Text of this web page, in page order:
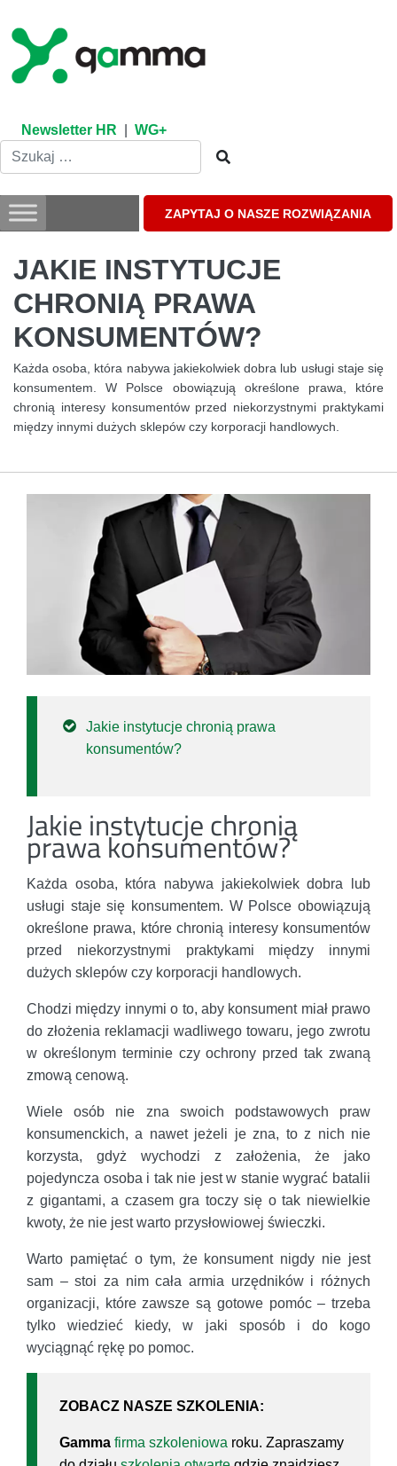
content
Newsletter HR WG+
ZAPYTAJ O NASZE ROZWIĄZANIA
JAKIE INSTYTUCJE
CHRONIĄ PRAWA
KONSUMENTÓW?
Każda osoba, która nabywa jakiekolwiek dobra lub usługi staje się
konsumentem. W Polsce obowiązują określone prawa, które
chronią interesy konsumentów przed niekorzystnymi praktykami
między innymi dużych sklepów czy korporacji handlowych.
Jakie instytucje chronią prawa
konsumentów?
Jakie instytucje chronią
prawa konsumentów?
Każda osoba, która nabywa jakiekolwiek dobra lub
usługi staje się konsumentem. W Polsce obowiązują
określone prawa, które chronią interesy konsumentów
przed niekorzystnymi praktykami między innymi
dużych sklepów czy korporacji handlowych.
Chodzi między innymi o to, aby konsument miał prawo
do złożenia reklamacji wadliwego towaru, jego zwrotu
w określonym terminie czy ochrony przed tak zwaną
zmową cenową.
Wiele osób nie zna swoich podstawowych praw
konsumenckich, a nawet jeżeli je zna, to z nich nie
korzysta, gdyż wychodzi z założenia, że jako
pojedyncza osoba i tak nie jest w stanie wygrać batalii
z gigantami, a czasem gra toczy się o tak niewielkie
kwoty, że nie jest warto przysłowiowej świeczki.
Warto pamiętać o tym, że konsument nigdy nie jest
sam – stoi za nim cała armia urzędników i różnych
organizacji, które zawsze są gotowe pomóc – trzeba
tylko wiedzieć kiedy, w jaki sposób i do kogo
wyciągnąć rękę po pomoc.
ZOBACZ NASZE SZKOLENIA:
Gamma firma szkoleniowa roku. Zapraszamy